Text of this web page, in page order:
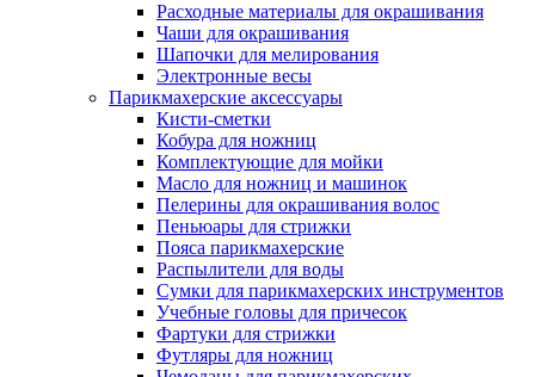
Расходные материалы для окрашивания
Чаши для окрашивания
Шапочки для мелирования
Электронные весы
Парикмахерские аксессуары
Кисти-сметки
Кобура для ножниц
Комплектующие для мойки
Масло для ножниц и машинок
Пелерины для окрашивания волос
Пеньюары для стрижки
Пояса парикмахерские
Распылители для воды
Сумки для парикмахерских инструментов
Учебные головы для причесок
Фартуки для стрижки
Футляры для ножниц